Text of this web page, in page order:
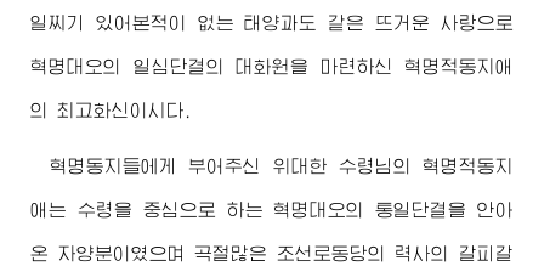
일찌기 있어본적이 없는 태양과도 같은 뜨거운 사랑으로
혁명대오의 일심단결의 대화원을 마련하신 혁명적동지애
의 최고화신이시다.
혁명동지들에게 부어주신 위대한 수령님 의 혁명적동지
애는 수령 을 중심으로 하는 혁명대오의 통일단결을 안아
온 자양분이였으며 곡절많은 조선로동당의 력사의 갈피갈